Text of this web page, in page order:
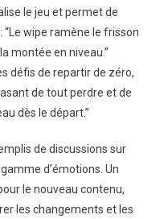
le jeu et permet de
wipe ramène le frisson
montée en niveau.”
défis de repartir de zéro,
de tout perdre et de
dès le départ.”
de discussions sur
d’émotions. Un
le nouveau contenu,
les changements et les